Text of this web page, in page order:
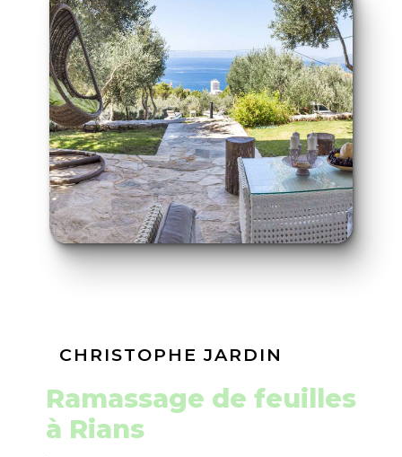
CHRISTOPHE JARDIN
ramassage de feuilles
à Rians